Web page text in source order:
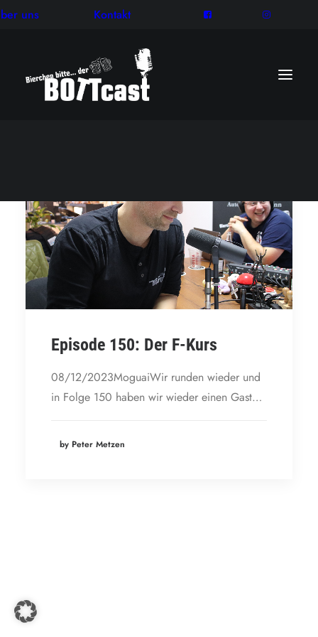
uns Kontakt
Episode 150: Der F-Kurs
08/12/2023MoguaiWir runden wieder und
in Folge 150 haben wir wieder einen Gast…
by Peter Metzen